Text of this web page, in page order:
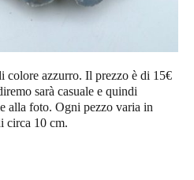
colore azzurro. Il prezzo è di 15€
sarà casuale e quindi
alla foto. Ogni pezzo varia in
circa 10 cm.